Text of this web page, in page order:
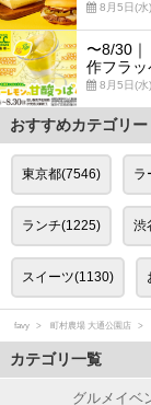
8月5日(水
〜8/30
作フラッ
8月5日(
おすすめカテゴリー
東京都(7546) ラ
ランチ(1225) 渋
スイーツ(1130)
favy 町村農場 大通公園店
カテゴリ一覧
グルメイベ